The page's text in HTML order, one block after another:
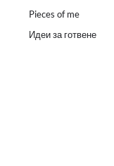
Pieces of me
Идеи за готвене